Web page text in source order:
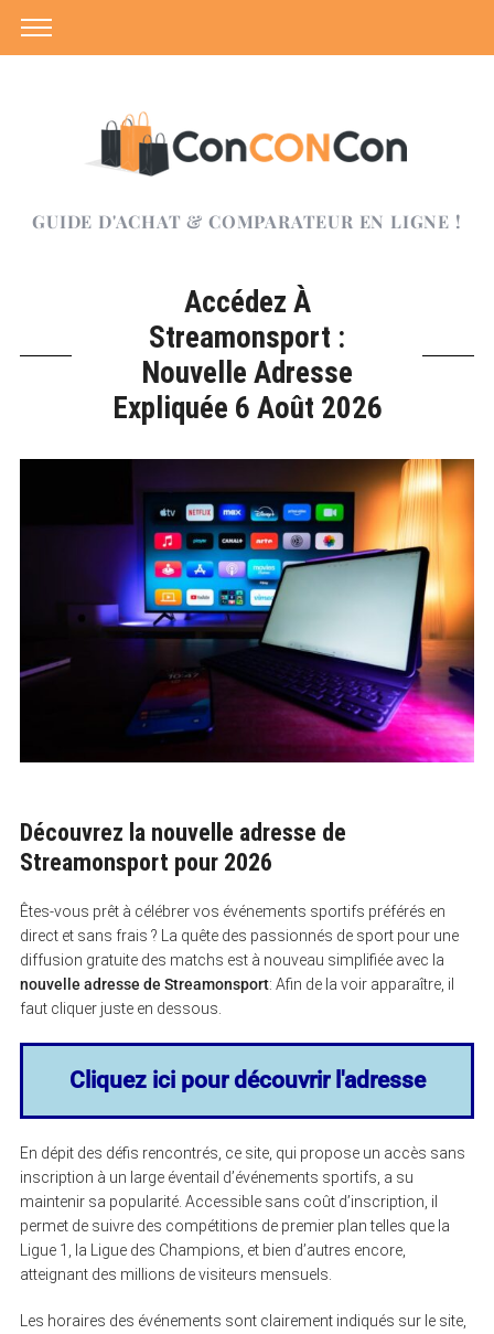
GUIDE D'ACHAT & COMPARATEUR EN LIGNE !
Accédez À
Streamonsport :
Nouvelle Adresse
Expliquée 6 Août 2026
Découvrez la nouvelle adresse de
Streamonsport pour 2026
Êtes-vous prêt à célébrer vos événements sportifs préférés en
direct et sans frais ? La quête des passionnés de sport pour une
diffusion gratuite des matchs est à nouveau simplifiée avec la
nouvelle adresse de Streamonsport: Afin de la voir apparaître, il
faut cliquer juste en dessous.
Cliquez ici pour découvrir l'adresse
En dépit des défis rencontrés, ce site, qui propose un accès sans
inscription à un large éventail d’événements sportifs, a su
maintenir sa popularité. Accessible sans coût d’inscription, il
permet de suivre des compétitions de premier plan telles que la
Ligue 1, la Ligue des Champions, et bien d’autres encore,
atteignant des millions de visiteurs mensuels.
Les horaires des événements sont clairement indiqués sur le site,